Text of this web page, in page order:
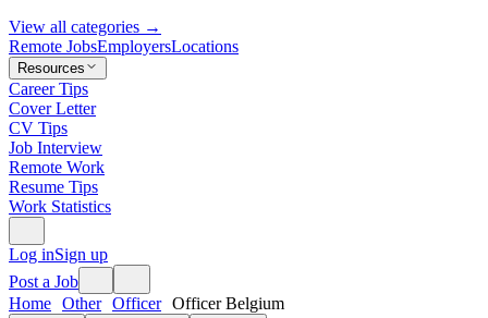
View all categories →
Remote JobsEmployersLocations
Resources
Career Tips
Cover Letter
CV Tips
Job Interview
Remote Work
Resume Tips
Work Statistics
Log inSign up
Post a Job
Home Other Officer Officer Belgium